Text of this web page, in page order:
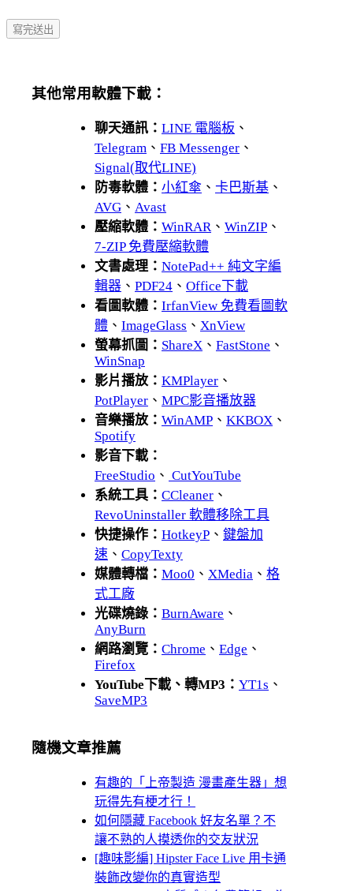
其他常用軟體下載：
聊天通訊： LINE 電腦板 、
Telegram 、 FB Messenger 、
Signal(取代LINE)
防毒軟體： 小紅傘 、 卡巴斯基 、
AVG 、 Avast
壓縮軟體： WinRAR、 WinZIP 、
7-ZIP 免費壓縮軟體
文書處理： NotePad++ 純文字編
輯器 、 PDF24 、 Office下載
看圖軟體： IrfanView 免費看圖軟
體 、 ImageGlass 、 XnView
螢幕抓圖： ShareX 、 FastStone 、
WinSnap
影片播放： KMPlayer 、
PotPlayer 、 MPC影音播放器
音樂播放： WinAMP 、 KKBOX 、
Spotify
影音下載：
FreeStudio 、 CutYouTube
系統工具： CCleaner 、
RevoUninstaller 軟體移除工具
快捷操作： HotkeyP 、 鍵盤加
速 、 CopyTexty
媒體轉檔： Moo0 、 XMedia 、 格
式工廠
光碟燒錄： BurnAware 、
AnyBurn
網路瀏覽： Chrome 、 Edge 、
Firefox
YouTube下載、轉MP3： YT1s 、
SaveMP3
隨機文章推薦
有趣的「上帝製造 漫畫產生器」想
玩得先有梗才行！
如何隱藏 Facebook 好友名單？不
讓不熟的人摸透你的交友狀況
[趣味影編] Hipster Face Live 用卡通
裝飾改變你的真實造型